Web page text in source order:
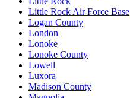
Little Rock Air Force Base
Logan County
London
Lonoke
Lonoke County
Lowell
Luxora
Madison County